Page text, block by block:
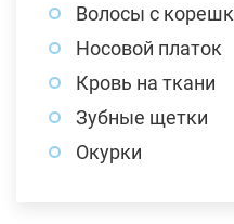
Волосы с
Носовой платок
Кровь на ткани
Зубные щетки
Окурки